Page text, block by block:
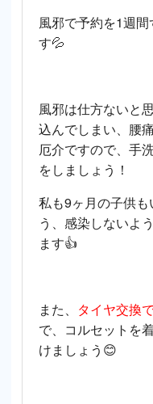
風邪で予約を1週
す💦
風邪は仕方ないと
込んでしまい、腰
厄介ですので、手
をしましょう！
私も9ヶ月の子供
う、感染しないよ
ます👍
また、 タイヤ交換
で、コルセットを
けましょう😊